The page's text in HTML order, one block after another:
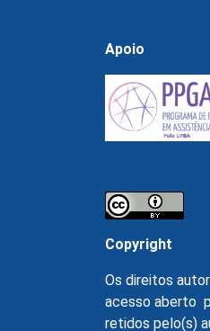
Apoio
Copyright
Os direitos
acesso aberto
retidos pelo(s)